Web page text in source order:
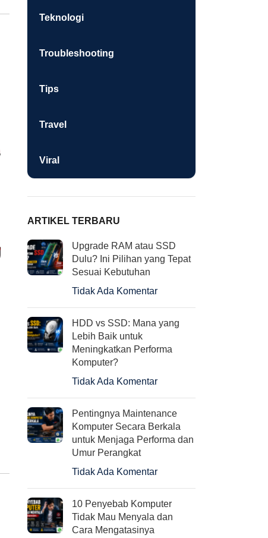
TP LINK TL-MR3420
Router
Rp 440.000
Rp
Teknologi
Troubleshooting
Tips
Travel
Viral
ARTIKEL TERBARU
Upgrade RAM atau SSD
Dulu? Ini Pilihan yang Tepat
Sesuai Kebutuhan
Tidak Ada Komentar
HDD vs SSD: Mana yang
Lebih Baik untuk
Meningkatkan Performa
Komputer?
Tidak Ada Komentar
Pentingnya Maintenance
Komputer Secara Berkala
untuk Menjaga Performa dan
Umur Perangkat
Tidak Ada Komentar
10 Penyebab Komputer
Tidak Mau Menyala dan
Cara Mengatasinya